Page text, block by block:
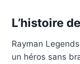
L’histoire
Rayman
un héros sans